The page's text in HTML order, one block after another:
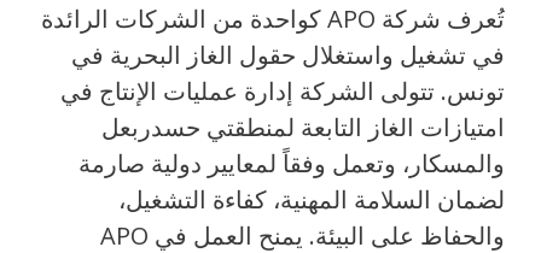
تُعرف شركة APO كواحدة من الشركات الرائدة
في تشغيل واستغلال حقول الغاز البحرية في
تونس. تتولى الشركة إدارة عمليات الإنتاج في
امتيازات الغاز التابعة لمنطقتي حسدربعل
والمسكار، وتعمل وفقاً لمعايير دولية صارمة
لضمان السلامة المهنية، كفاءة التشغيل،
والحفاظ على البيئة. يمنح العمل في APO